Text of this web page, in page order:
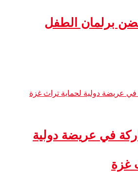
برلمان الطفل
في عريضة دولية
غزة